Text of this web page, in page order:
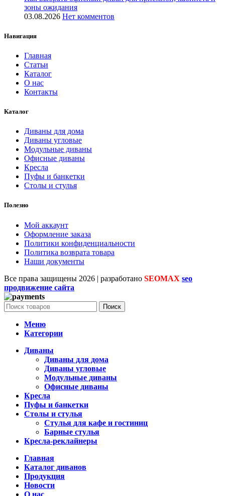
зоны ожидания
03.08.2026 Нет комментов
Навигация
Главная
Статьи
Каталог
О нас
Контакты
Каталог
Диваны для дома
Диваны угловые
Модульные диваны
Офисные диваны
Кресла
Пуфы и банкетки
Столы и стулья
Полезно
Мой аккаунт
Оформление заказа
Политики конфиденциальности
Политика возврата товара
Наши документы
Все права защищены 2026 | разработано SEOMAX seo
продвижение сайта
Поиск
Меню
Категории
Диваны
Диваны для дома
Диваны угловые
Модульные диваны
Офисные диваны
Кресла
Пуфы и банкетки
Столы и стулья
Стулья для кафе и гостиниц
Барные стулья
Кресла-реклайнеры
Главная
Каталог диванов
Продукция
Новости
О нас